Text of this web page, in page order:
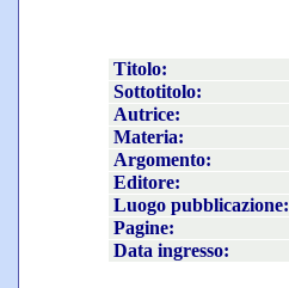
Titolo:
Sottotitolo:
Autrice:
Materia:
Argomento:
Editore:
Luogo pubblicazione:
Pagine:
Data ingresso: